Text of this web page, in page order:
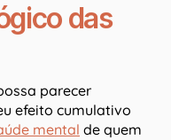
das
parecer
efeito cumulativo
mental de quem